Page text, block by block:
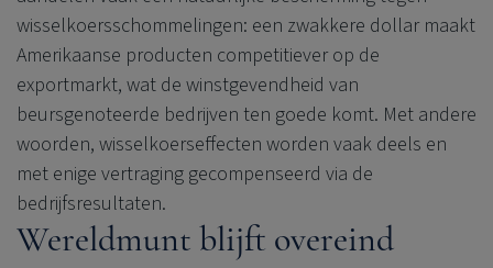
wisselkoersschommelingen: een zwakkere dollar maakt
Amerikaanse producten competitiever op de
exportmarkt, wat de winstgevendheid van
beursgenoteerde bedrijven ten goede komt. Met andere
woorden, wisselkoerseffecten worden vaak deels en
met enige vertraging gecompenseerd via de
bedrijfsresultaten.
Wereldmunt blijft overeind